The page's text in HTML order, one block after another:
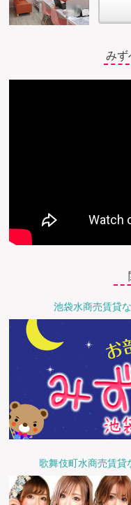
みず
池袋水商売賃貸
歌舞伎町水商売賃貸